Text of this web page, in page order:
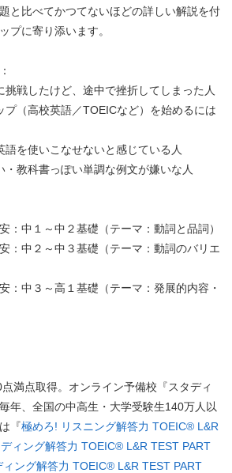
と比べてかつてないほどの詳しい解説を付
プに寄り添います。
挑戦したけど、途中で挫折してしまった人
プ（高校英語／TOEICなど）を始めるには
語を使いこなせないと感じている人
・教科書っぽい単調な例文が嫌いな人
中１～中２基礎（テーマ：動詞と品詞）
：中２～中３基礎（テーマ：動詞のバリエ
：中３～高１基礎（テーマ：発展的内容・
満点取得。オンライン予備校『スタディ
年、全国の中高生・大学受験生140万人以
『極めろ! リスニング解答力 TOEIC® L&R
ィング解答力 TOEIC® L&R TEST PART
ィング解答力 TOEIC® L&R TEST PART